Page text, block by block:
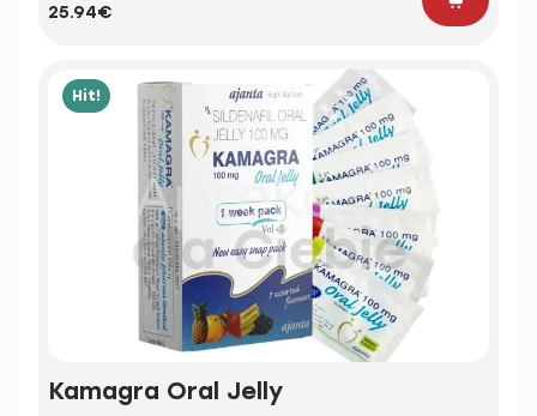
25.94€
Hit!
Kamagra Oral Jelly